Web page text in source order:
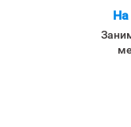
На